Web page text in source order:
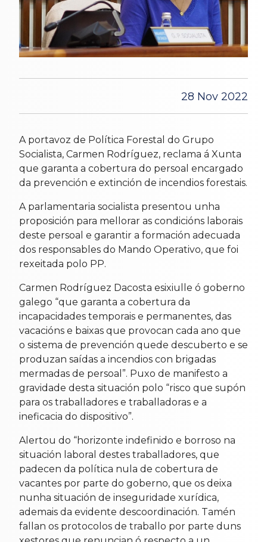
28 Nov 2022
A portavoz de Política Forestal do Grupo
Socialista, Carmen Rodríguez, reclama á Xunta
que garanta a cobertura do persoal encargado
da prevención e extinción de incendios forestais.
A parlamentaria socialista presentou unha
proposición para mellorar as condicións laborais
deste persoal e garantir a formación adecuada
dos responsables do Mando Operativo, que foi
rexeitada polo PP.
Carmen Rodríguez Dacosta esixiulle ó goberno
galego “que garanta a cobertura da
incapacidades temporais e permanentes, das
vacacións e baixas que provocan cada ano que
o sistema de prevención quede descuberto e se
produzan saídas a incendios con brigadas
mermadas de persoal”. Puxo de manifesto a
gravidade desta situación polo “risco que supón
para os traballadores e traballadoras e a
ineficacia do dispositivo”.
Alertou do “horizonte indefinido e borroso na
situación laboral destes traballadores, que
padecen da política nula de cobertura de
vacantes por parte do goberno, que os deixa
nunha situación de inseguridade xurídica,
ademais da evidente descoordinación. Tamén
fallan os protocolos de traballo por parte duns